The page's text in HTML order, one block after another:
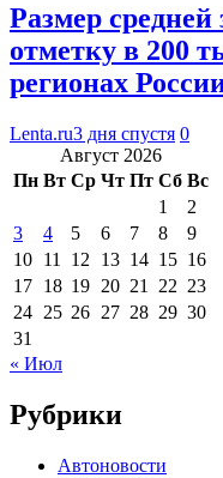
Размер
отметку в 200
регионах
Lenta.ru3 дня спустя 0
Август 2026
Пн Вт Ср Чт Пт Сб Вс
1
2
3
4 5 6 7 8
9
10 11 12 13 14 15 16
17 18 19 20 21 22 23
24 25 26 27 28 29 30
31
« Июл
Рубрики
Автоновости